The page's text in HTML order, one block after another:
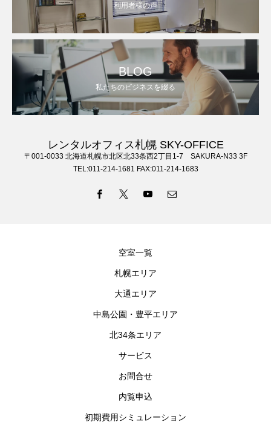
利用者様の声
BLOG
私たちのビジネスを綴る
レンタルオフィス札幌 SKY-OFFICE
〒001-0033 北海道札幌市北区北33条西2丁目1-7 SAKURA-N33 3F
TEL:011-214-1681 FAX:011-214-1683
空室一覧
札幌エリア
大通エリア
中島公園・豊平エリア
北34条エリア
サービス
お問合せ
内覧申込
初期費用シミュレーション